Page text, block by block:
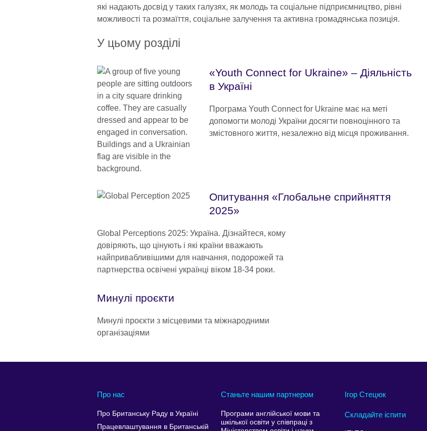
які надають досвід у таких галузях, як молодь та соціальне підприємництво, рівні
можливості та розмаїття, соціальне залучення та активна громадянська позиція.
У цьому розділі
«Youth Connect for Ukraine» – Діяльність
в Україні
Програма Youth Connect for Ukraine має на меті
допомогти молоді України досягти повноцінного та
змістовного життя, незалежно від місця проживання.
Опитування «Глобальне сприйняття
2025»
Global Perceptions 2025: Україна. Дізнайтеся, кому
довіряють, що цінують і які країни вважають
найпривабливішими для навчання, подорожей та
партнерства освічені українці віком 18-34 роки.
Минулі проєкти
Минулі проєкти з місцевими та міжнародними
організаціями
Про нас
Про Британську Раду в Україні
Працевлаштування в Британській
Станьте нашим партнером
Програми англійської мови та
шкілької освіти у співпраці з
Ігор Стецюк
Складайте іспити